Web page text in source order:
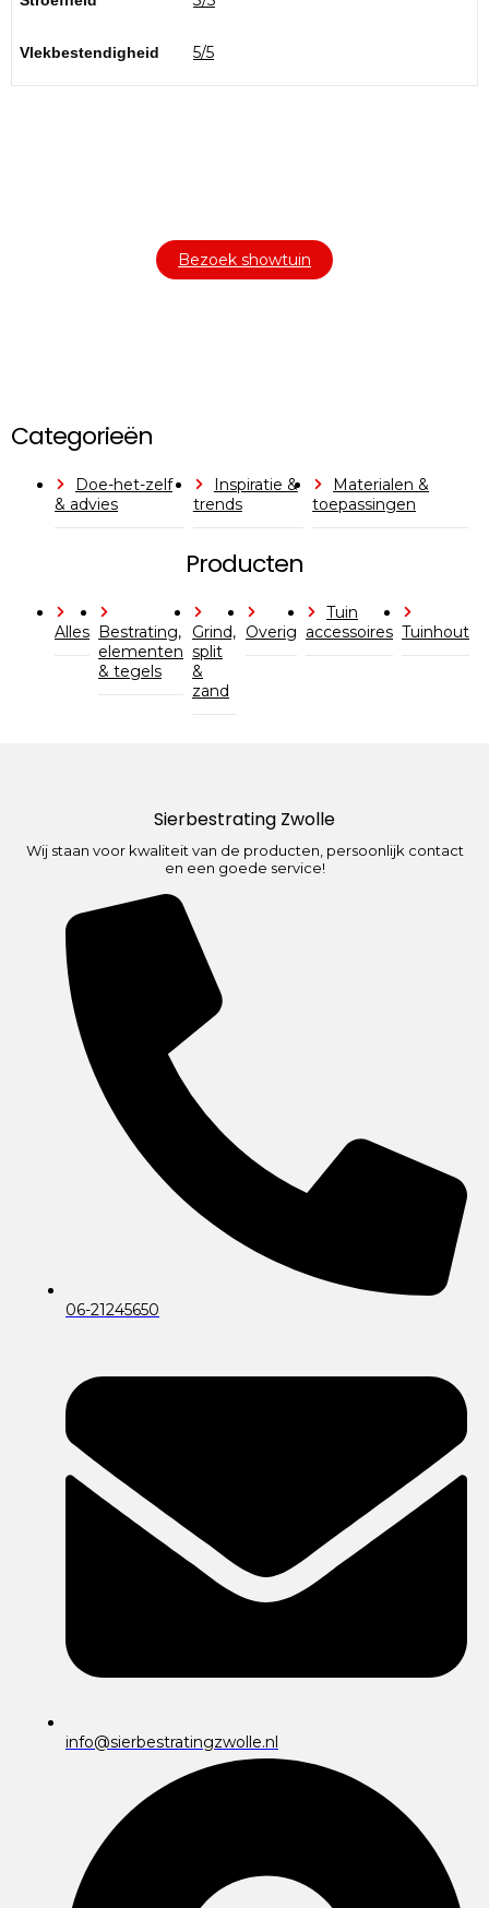
Vlekbestendigheid 5/5
Bezoek showtuin
Categorieën
Doe-het-zelf
& advies
Inspiratie &
trends
Materialen &
toepassingen
Producten
Alles Bestrating,
elementen
& tegels
Grind,
split
&
zand
Overig
Tuin
accessoires Tuinhout
Sierbestrating Zwolle
Wij staan voor kwaliteit van de producten, persoonlijk contact
en een goede service!
06-21245650
info@sierbestratingzwolle.nl